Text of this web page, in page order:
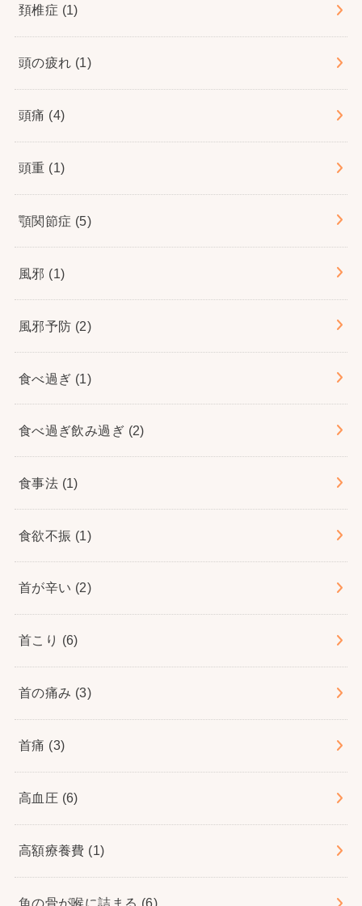
頚椎症 (1)
頭の疲れ (1)
頭痛 (4)
頭重 (1)
顎関節症 (5)
風邪 (1)
風邪予防 (2)
食べ過ぎ (1)
食べ過ぎ飲み過ぎ (2)
食事法 (1)
食欲不振 (1)
首が辛い (2)
首こり (6)
首の痛み (3)
首痛 (3)
高血圧 (6)
高額療養費 (1)
魚の骨が喉に詰まる (6)